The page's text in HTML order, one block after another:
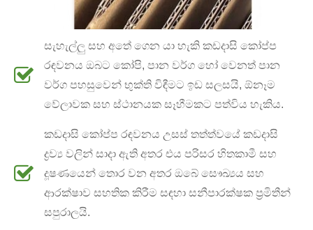
සැහැල්ලු සහ අතේ ගෙන යා හැකි කඩදාසි කෝප්ප
රඳවනය ඔබට කෝපි, පාන වර්ග හෝ වෙනත් පාන
වර්ග පහසුවෙන් භුක්ති විඳීමට ඉඩ සලසයි, ඕනෑම
වේලාවක සහ ස්ථානයක සෑහීමකට පත්විය හැකිය.
කඩදාසි කෝප්ප රඳවනය උසස් තත්ත්වයේ කඩදාසි
ද්‍රව්‍ය වලින් සාදා ඇති අතර එය පරිසර හිතකාමී සහ
දූෂණයෙන් තොර වන අතර ඔබේ සෞඛ්‍යය සහ
ආරක්ෂාව සහතික කිරීම සඳහා සනීපාරක්ෂක ප්‍රමිතීන්
සපුරාලයි.